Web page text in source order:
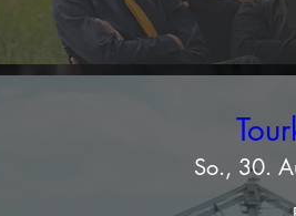
So., 30.